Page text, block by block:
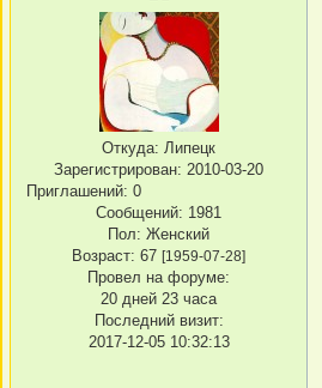
Откуда: Липецк
Зарегистрирован: 2010-03-20
Приглашений: 0
Сообщений: 1981
Пол: Женский
Возраст: 67 [1959-07-28]
Провел на форуме:
20 дней 23 часа
Последний визит:
2017-12-05 10:32:13